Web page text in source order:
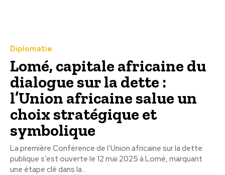
Diplomatie
Lomé, capitale africaine du
dialogue sur la dette :
l’Union africaine salue un
choix stratégique et
symbolique
La première Conférence de l’Union africaine sur la dette
publique s’est ouverte le 12 mai 2025 à Lomé, marquant
une étape clé dans la...